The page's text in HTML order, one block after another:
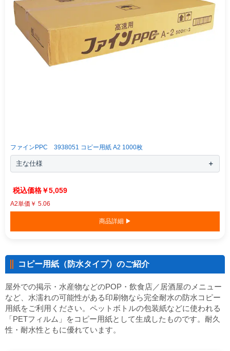
ファインPPC 3938051 コピー用紙 A2 1000枚
主な仕様
￥5,059
A2単価￥ 5.06
商品詳細 ▶
コピー用紙（防水タイプ）のご紹介
屋外での掲示・水産物などのPOP・飲食店／居酒屋のメニュー
など、水濡れの可能性がある印刷物なら完全耐水の防水コピー
用紙をご利用ください。ペットボトルの包装紙などに使われる
「PETフィルム」をコピー用紙として生成したものです。耐久
性・耐水性ともに優れています。